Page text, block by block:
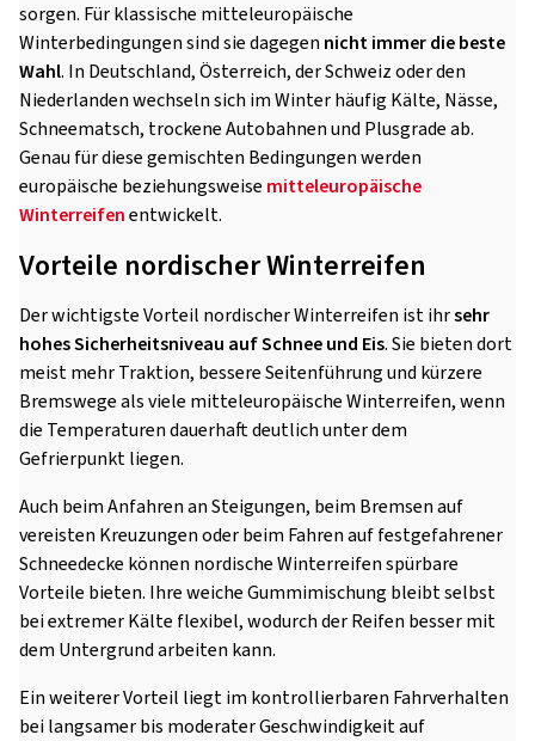
sorgen. Für klassische mitteleuropäische
Winterbedingungen sind sie dagegen nicht immer die beste
Wahl. In Deutschland, Österreich, der Schweiz oder den
Niederlanden wechseln sich im Winter häufig Kälte, Nässe,
Schneematsch, trockene Autobahnen und Plusgrade ab.
Genau für diese gemischten Bedingungen werden
europäische beziehungsweise mitteleuropäische
Winterreifenentwickelt.
Vorteile nordischer Winterreifen
Der wichtigste Vorteil nordischer Winterreifen ist ihrsehr
hohes Sicherheitsniveau auf Schnee und Eis. Sie bieten dort
meist mehr Traktion, bessere Seitenführung und kürzere
Bremswege als viele mitteleuropäische Winterreifen, wenn
die Temperaturen dauerhaft deutlich unter dem
Gefrierpunkt liegen.
Auch beim Anfahren an Steigungen, beim Bremsen auf
vereisten Kreuzungen oder beim Fahren auf festgefahrener
Schneedecke können nordische Winterreifen spürbare
Vorteile bieten. Ihre weiche Gummimischung bleibt selbst
bei extremer Kälte flexibel, wodurch der Reifen besser mit
dem Untergrund arbeiten kann.
Ein weiterer Vorteil liegt im kontrollierbaren Fahrverhalten
bei langsamer bis moderater Geschwindigkeit auf